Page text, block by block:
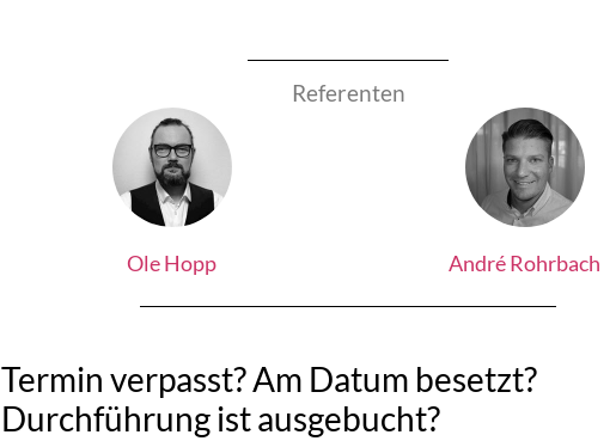
Referenten
Ole Hopp André Rohrbach
Termin verpasst? Am Datum besetzt?
Durchführung ist ausgebucht?